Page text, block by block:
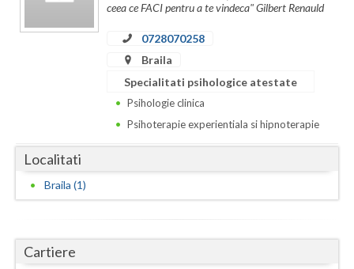
Buzau
Covasna
Dambovita
Galati
ceea ce FACI pentru a te vindeca" Gilbert Renauld
0728070258
Braila
Specialitati psihologice atestate
Psihologie clinica
Psihoterapie experientiala si hipnoterapie
Localitati
Braila (1)
Cartiere